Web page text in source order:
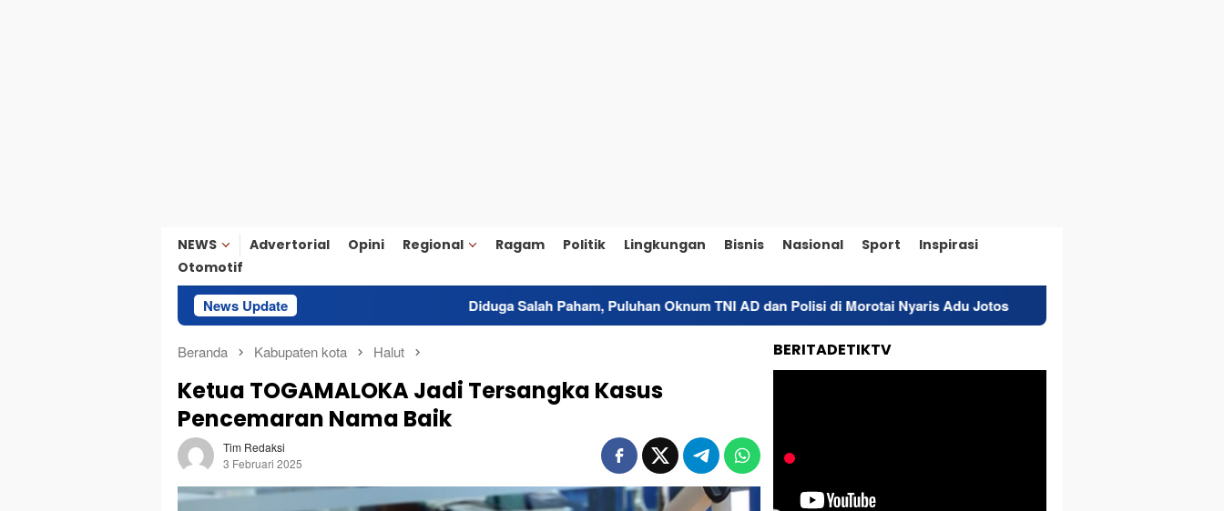
NEWS Advertorial Opini Regional Ragam Politik Lingkungan Bisnis Nasional Sport
Inspirasi
Otomotif
News Update Diduga Salah Paham, Puluhan Oknum TNI AD dan Polisi di Morotai Nyaris Adu Jotos Salurkan BBM Subsidi 10 Ton, Polres Pulau
Beranda Kabupaten kota Halut
Ketua TOGAMALOKA Jadi Tersangka Kasus
Pencemaran Nama Baik
Tim Redaksi
3 Februari 2025
BERITADETIKTV